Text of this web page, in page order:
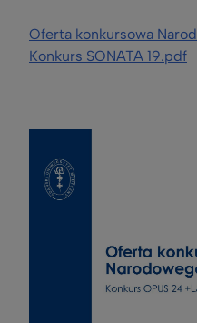
Oferta konkursowa
Konkurs SONATA 19.pdf